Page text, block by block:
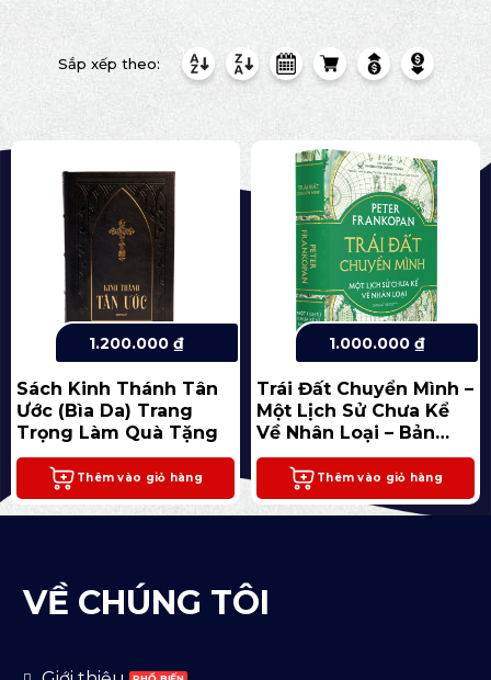
Sắp xếp theo:
1.200.000 ₫
Sách Kinh Thánh Tân
Ước (Bìa Da) Trang
Trọng Làm Quà Tặng
Thêm vào giỏ hàng
1.000.000 ₫
Trái Đất Chuyển Mình –
Một Lịch Sử Chưa Kể
Về Nhân Loại – Bản
Đặc Biệt – Bìa Vải
Thêm vào giỏ hàng
VỀ CHÚNG TÔI